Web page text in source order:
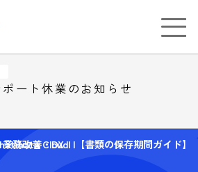
ート休業のお知らせ
Cloud
業務改善・DX 【書類の保存期間ガイド